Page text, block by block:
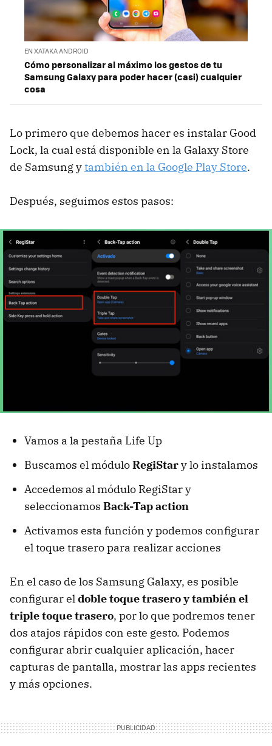
EN XATAKA ANDROID
Cómo personalizar al máximo los gestos de tu
Samsung Galaxy para poder hacer (casi) cualquier
cosa
Lo primero que debemos hacer es instalar Good
Lock, la cual está disponible en la Galaxy Store
de Samsung ytambién en la Google Play Store.
Después, seguimos estos pasos:
Vamos a la pestaña Life Up
Buscamos el móduloRegiStary lo instalamos
Accedemos al módulo RegiStar y
seleccionamos Back-Tap action
Activamos esta función y podemos configurar
el toque trasero para realizar acciones
En el caso de los Samsung Galaxy, es posible
configurar eldoble toque trasero y también el
triple toque trasero, por lo que podremos tener
dos atajos rápidos con este gesto. Podemos
configurar abrir cualquier aplicación, hacer
capturas de pantalla, mostrar las apps recientes
y más opciones.